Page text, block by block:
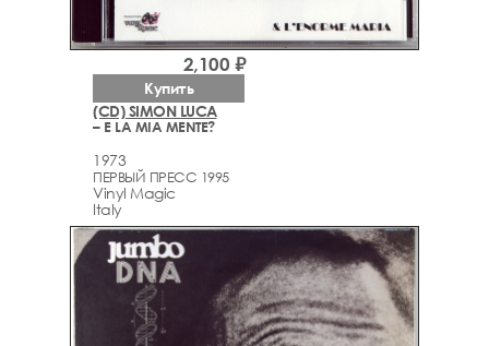
(CD) SIMON LUCA
– E LA MIA MENTE?
1973
ПЕРВЫЙ ПРЕСС 1995
Vinyl Magic
Italy
2,100 ₽
Купить